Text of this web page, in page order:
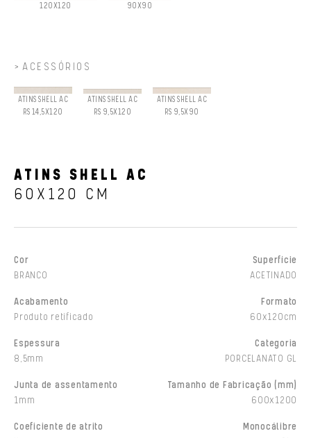
120X120 90X90
ACESSÓRIOS
ATINS SHELL AC
RS 14,5X120
ATINS SHELL AC
RS 9,5X120
ATINS SHELL AC
RS 9,5X90
ATINS SHELL AC
60X120 CM
Cor
BRANCO
Superfície
ACETINADO
Acabamento
Produto retificado
Formato
60x120cm
Espessura
8,5mm
Categoria
PORCELANATO GL
Junta de assentamento
1mm
Tamanho de Fabricação (mm)
600x1200
Coeficiente de atrito
Monocálibre